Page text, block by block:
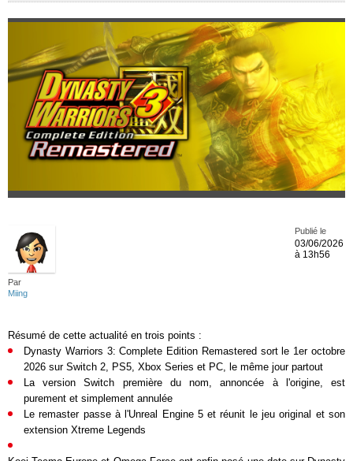
Par
Miing
Publié le
03/06/2026
à 13h56
Résumé de cette actualité en trois points :
Dynasty Warriors 3: Complete Edition Remastered sort le 1er octobre
2026 sur Switch 2, PS5, Xbox Series et PC, le même jour partout
La version Switch première du nom, annoncée à l'origine, est
purement et simplement annulée
Le remaster passe à l'Unreal Engine 5 et réunit le jeu original et son
extension Xtreme Legends